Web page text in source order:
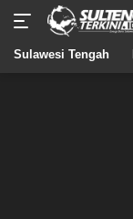
Sulawesi Tengah